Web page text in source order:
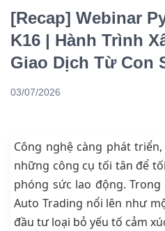
[Recap] Webinar
K16 | Hành Trình
Giao Dịch Từ Con
03/07/2026
Công nghệ càng phát
những công cụ tối tân để
phóng sức lao động.
Auto Trading nổi lên như
đầu tư loại bỏ yếu tố cảm